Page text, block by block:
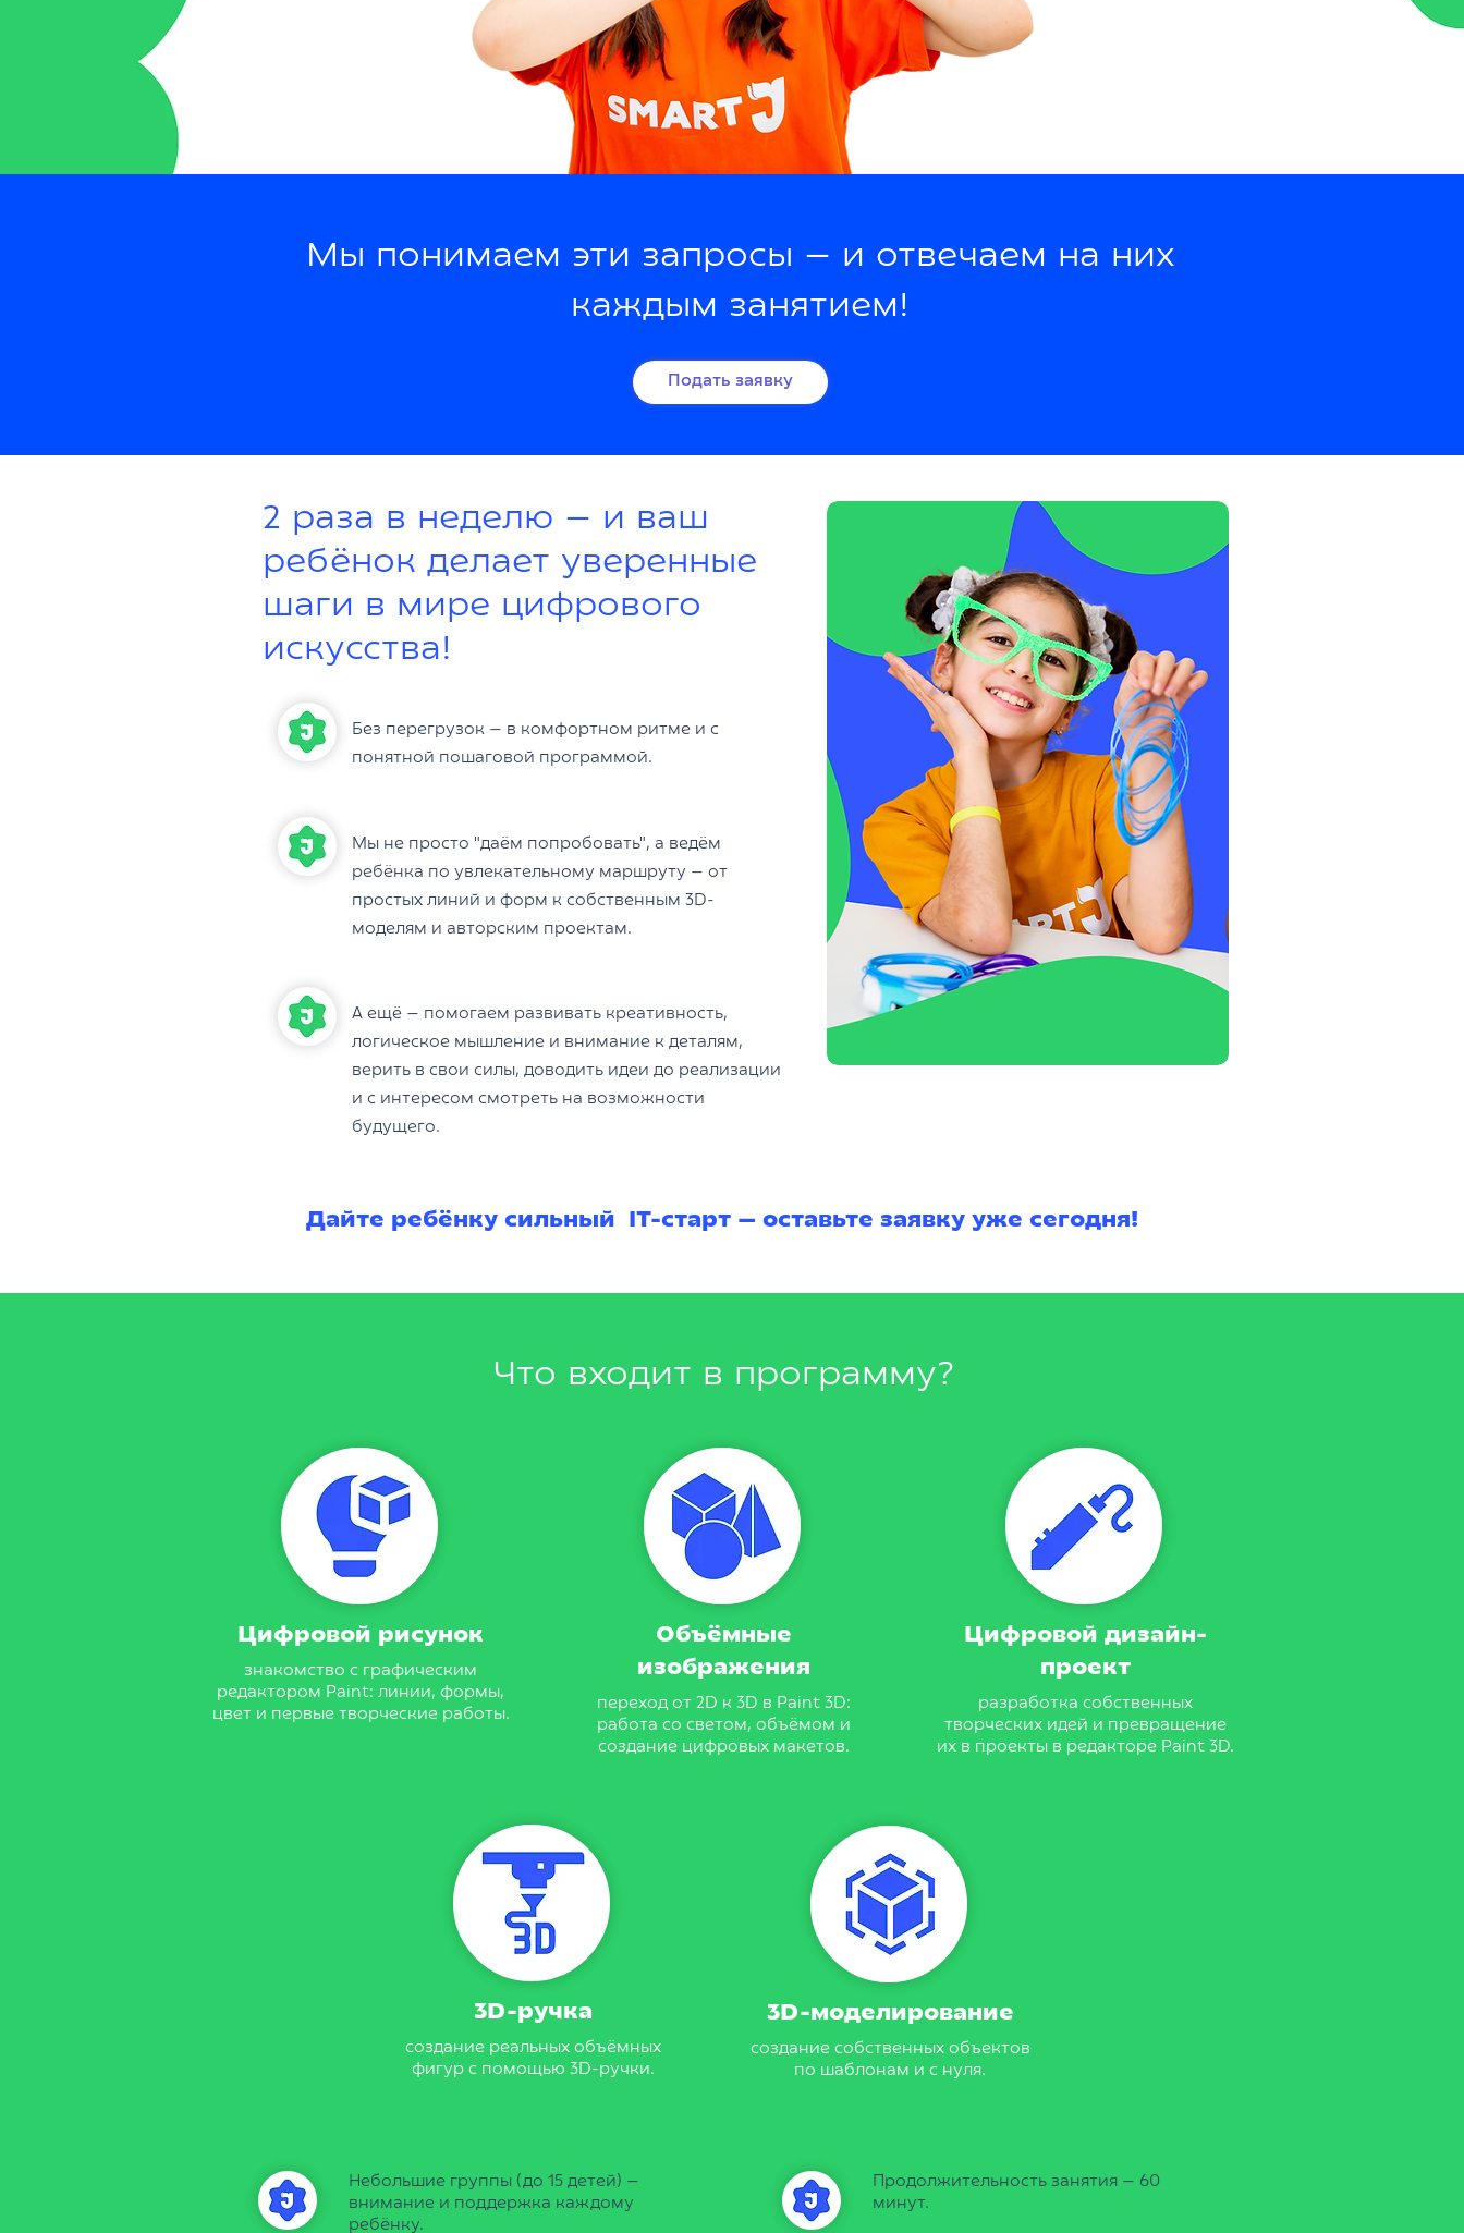
Мы понимаем эти запросы — и отвечаем на них
каждым занятием!
Подать заявку
2 раза в неделю — и ваш
ребёнок делает уверенные
шаги в мире цифрового
искусства!
Без перегрузок — в комфортном ритме и с
понятной пошаговой программой.
Мы не просто "даём попробовать", а ведём
ребёнка по увлекательному маршруту — от
простых линий и форм к собственным 3D-
моделям и авторским проектам.
А ещё — помогаем развивать креативность,
логическое мышление и внимание к деталям,
верить в свои силы, доводить идеи до реализации
и с интересом смотреть на возможности
будущего.
Дайте ребёнку сильный IT-старт — оставьте заявку уже сегодня!
Что входит в программу?
Цифровой рисунок
знакомство с графическим
редактором Paint: линии, формы,
цвет и первые творческие работы.
Объёмные
изображения
переход от 2D к 3D в Paint 3D:
работа со светом, объёмом и
создание цифровых макетов.
Цифровой дизайн-
проект
разработка собственных
творческих идей и превращение
их в проекты в редакторе Paint 3D.
3D-ручка
создание реальных объёмных
фигур с помощью 3D-ручки.
Небольшие группы (до 15 детей) —
внимание и поддержка каждому
ребёнку.
3D-моделирование
создание собственных объектов
по шаблонам и с нуля.
Продолжительность занятия — 60
минут.